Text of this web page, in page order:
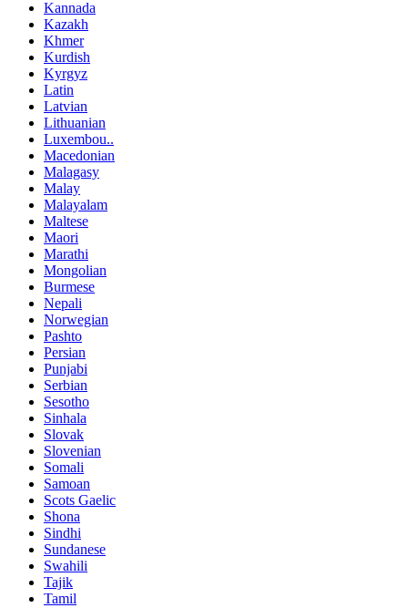
Kannada
Kazakh
Khmer
Kurdish
Kyrgyz
Latin
Latvian
Lithuanian
Luxembou..
Macedonian
Malagasy
Malay
Malayalam
Maltese
Maori
Marathi
Mongolian
Burmese
Nepali
Norwegian
Pashto
Persian
Punjabi
Serbian
Sesotho
Sinhala
Slovak
Slovenian
Somali
Samoan
Scots Gaelic
Shona
Sindhi
Sundanese
Swahili
Tajik
Tamil